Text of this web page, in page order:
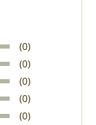
(0)
(0)
(0)
(0)
(0)